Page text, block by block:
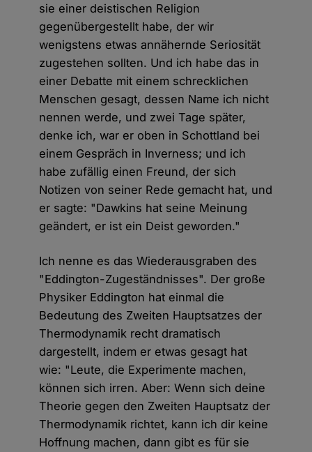
sie einer deistischen Religion
gegenübergestellt habe, der wir
wenigstens etwas annähernde Seriosität
zugestehen sollten. Und ich habe das in
einer Debatte mit einem schrecklichen
Menschen gesagt, dessen Name ich nicht
nennen werde, und zwei Tage später,
denke ich, war er oben in Schottland bei
einem Gespräch in Inverness; und ich
habe zufällig einen Freund, der sich
Notizen von seiner Rede gemacht hat, und
er sagte: "Dawkins hat seine Meinung
geändert, er ist ein Deist geworden."
Ich nenne es das Wiederausgraben des
"Eddington-Zugeständnisses". Der große
Physiker Eddington hat einmal die
Bedeutung des Zweiten Hauptsatzes der
Thermodynamik recht dramatisch
dargestellt, indem er etwas gesagt hat
wie: "Leute, die Experimente machen,
können sich irren. Aber: Wenn sich deine
Theorie gegen den Zweiten Hauptsatz der
Thermodynamik richtet, kann ich dir keine
Hoffnung machen, dann gibt es für sie